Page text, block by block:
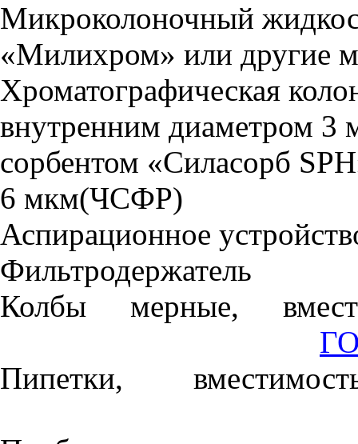
Микроколоночный
«Милихром» или другие
Хроматографическая
внутренним диаметром 3
сорбентом «Силасорб SPH
6 мкм(ЧСФР)
Аспирационное
Фильтродержатель
Колбы мерные,
Пипетки,